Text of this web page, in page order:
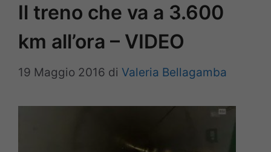
Il treno che va a 3.600
km all’ora – VIDEO
19 Maggio 2016 di Valeria Bellagamba